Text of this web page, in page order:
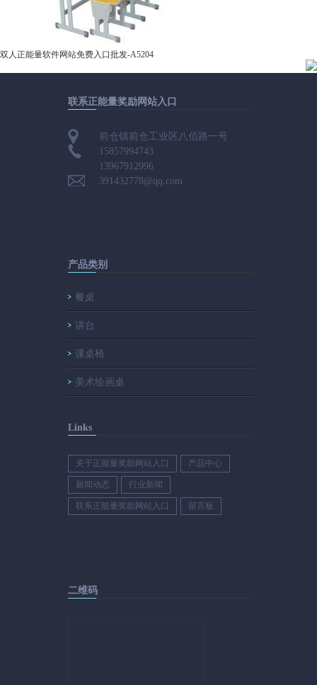
双人正能量软件网站免费入口批发-A5204
联系正能量奖励网站入口
前仓镇前仓工业区八佰路一号
15857994743
13967912996
391432778@qq.com
产品类别
餐桌
讲台
课桌椅
美术绘画桌
Links
关于正能量奖励网站入口 产品中心
新闻动态 行业新闻
联系正能量奖励网站入口 留言板
二维码